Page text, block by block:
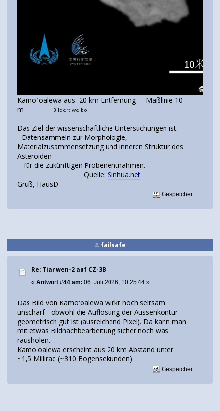
Kamoʻoalewa aus 20 km Entfernung - Maßlinie 10
m
Bilder: weibo
Das Ziel der wissenschaftliche Untersuchungen ist:
- Datensammeln zur Morphologie,
Materialzusammensetzung und inneren Struktur des
Asteroiden
- für die zukünftigen Probenentnahmen.
Quelle: Sinhua.net
Gruß, HausD
Gespeichert
failsafe
Re: Tianwen-2 auf CZ-3B
« Antwort #44 am: 06. Juli 2026, 10:25:44 »
Das Bild von Kamo'oalewa wirkt noch seltsam
unscharf - obwohl die Auflösung der Aussenkontur
geometrisch gut ist (ausreichend Pixel). Da kann man
mit etwas Bildnachbearbeitung sicher noch was
rausholen..
Kamo'oalewa erscheint aus 20 km Abstand unter
~1,5 Millirad (~310 Bogensekunden)
Gespeichert